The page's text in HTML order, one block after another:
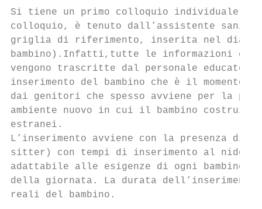
Si tiene un primo colloquio individuale
colloquio, è tenuto dall’assistente
griglia di riferimento, inserita nel diario
bambino).Infatti,tutte le informazioni che
vengono trascritte dal personale
inserimento del bambino che è il
dai genitori che spesso avviene per la
ambiente nuovo in cui il bambino
estranei.
L’inserimento avviene con la presenza
sitter) con tempi di inserimento al nido che
adattabile alle esigenze di ogni bambino/
della giornata. La durata
reali del bambino.